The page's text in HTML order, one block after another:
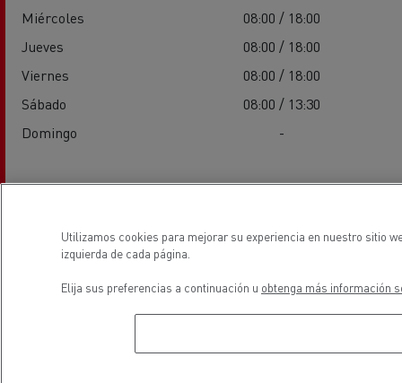
Miércoles
08:00 / 18:00
Jueves
08:00 / 18:00
Viernes
08:00 / 18:00
Sábado
08:00 / 13:30
Domingo
-
Utilizamos cookies para mejorar su experiencia en nuestro sitio
izquierda de cada página.
Elija sus preferencias a continuación u obtenga más información